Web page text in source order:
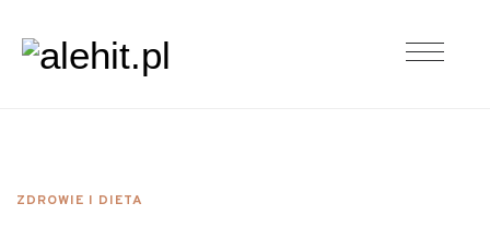
ZDROWIE I DIETA